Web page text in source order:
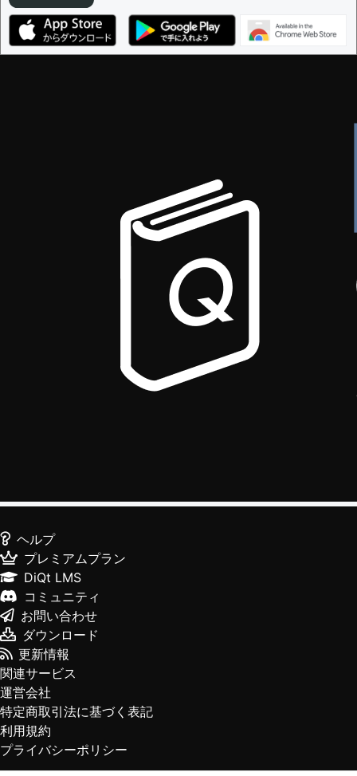
ヘルプ
プレミアムプラン
DiQt LMS
コミュニティ
お問い合わせ
ダウンロード
更新情報
関連サービス
運営会社
特定商取引法に基づく表記
利用規約
プライバシーポリシー